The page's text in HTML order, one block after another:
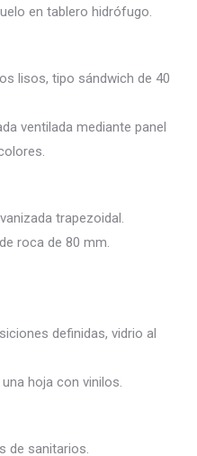
en tablero hidrófugo.
lisos, tipo sándwich de 40
ventilada mediante panel
trapezoidal.
roca de 80 mm.
definidas, vidrio al
hoja con vinilos.
de sanitarios.